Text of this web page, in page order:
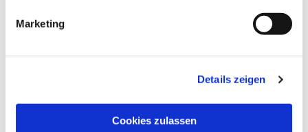
Marketing
Details zeigen
Cookies zulassen